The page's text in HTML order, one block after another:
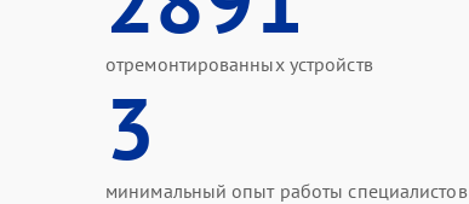
отремонтированных устройств
3
минимальный опыт работы специалистов